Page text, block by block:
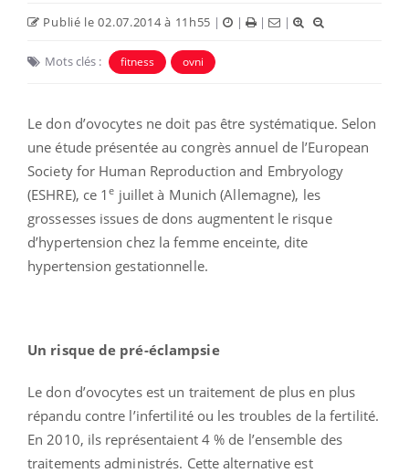
Publié le 02.07.2014 à 11h55 | | | |
Mots clés : fitness ovni
Le don d’ovocytes ne doit pas être systématique. Selon
une étude présentée au congrès annuel de l’European
Society for Human Reproduction and Embryology
(ESHRE), ce 1e juillet à Munich (Allemagne), les
grossesses issues de dons augmentent le risque
d’hypertension chez la femme enceinte, dite
hypertension gestationnelle.
Un risque de pré-éclampsie
Le don d’ovocytes est un traitement de plus en plus
répandu contre l’infertilité ou les troubles de la fertilité.
En 2010, ils représentaient 4 % de l’ensemble des
traitements administrés. Cette alternative est